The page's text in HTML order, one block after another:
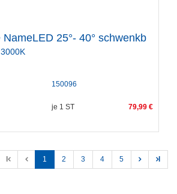
25°- 40° schwenkb
150096
je 1 ST 79,99 €
l 1 2 3 4 5 l